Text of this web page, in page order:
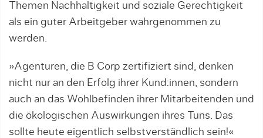
Themen Nachhaltigkeit und soziale Gerechtigkeit
als ein guter Arbeitgeber wahrgenommen zu
werden.
»Agenturen, die B Corp zertifiziert sind, denken
nicht nur an den Erfolg ihrer Kund:innen, sondern
auch an das Wohlbefinden ihrer Mitarbeitenden und
die ökologischen Auswirkungen ihres Tuns. Das
sollte heute eigentlich selbstverständlich sein!«